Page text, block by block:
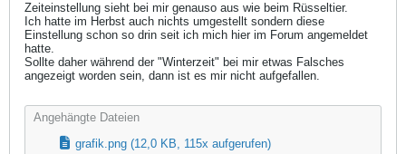
Zeiteinstellung sieht bei mir genauso aus wie beim Rüsseltier.
Ich hatte im Herbst auch nichts umgestellt sondern diese
Einstellung schon so drin seit ich mich hier im Forum angemeldet
hatte.
Sollte daher während der "Winterzeit" bei mir etwas Falsches
angezeigt worden sein, dann ist es mir nicht aufgefallen.
Angehängte Dateien
grafik.png (12,0 KB, 115x aufgerufen)